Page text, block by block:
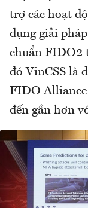
trợ các hoạt
dụng giải
chuẩn FIDO2
đó VinCSS là
FIDO
đến gần hơn